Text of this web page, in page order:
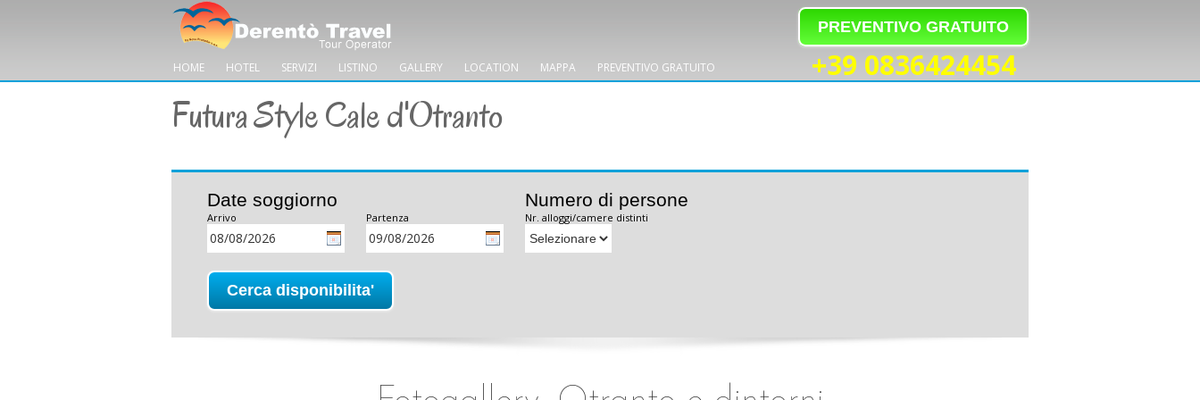
HOME HOTEL SERVIZI LISTINO GALLERY LOCATION MAPPA PREVENTIVO GRATUITO
PREVENTIVO GRATUITO
+39 0836424454
Futura Style Cale d'Otranto
Date soggiorno
Arrivo Partenza
Numero di persone
Nr. alloggi/camere distinti